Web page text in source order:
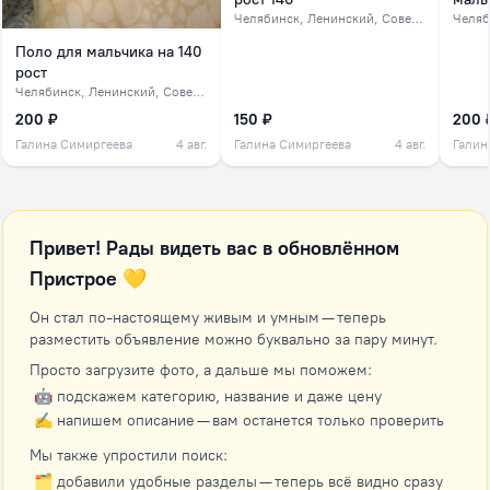
Поло для мальчика на 140
рост
Челябинск , Ленинский, Советский, северок
200 ₽
Галина Симиргеева 4 авг.
Челябинск, Ленинский, Советский, северок
150 ₽
Галина Симиргеева 4 авг.
200
Привет! Рады видеть вас в обновлённом
Пристрое 💛
Он стал по-настоящему живым и умным — теперь
разместить объявление можно буквально за пару минут.
Просто загрузите фото, а дальше мы поможем:
🤖 подскажем категорию, название и даже цену
✍️ напишем описание — вам останется только проверить
Мы также упростили поиск:
🗂 добавили удобные разделы — теперь всё видно сразу